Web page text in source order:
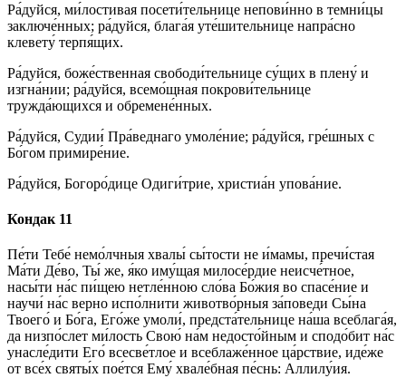
Ра́дуйся, ми́лостивая посети́тельнице непови́нно в темни́цы
заключе́нных; ра́дуйся, блага́я уте́шительнице напра́сно
клевету́ терпя́щих.
Ра́дуйся, боже́ственная свободи́тельнице су́щих в плену́ и
изгна́нии; ра́дуйся, всемо́щная покрови́тельнице
тружда́ющихся и обремене́нных.
Ра́дуйся, Судии́ Пра́веднаго умоле́ние; ра́дуйся, гре́шных с
Бо́гом примире́ние.
Ра́дуйся, Богоро́дице Одиги́трие, христиа́н упова́ние.
Кондак 11
Пе́ти Тебе́ немо́лчныя хвалы́ сы́тости не и́мамы, пречи́стая
Ма́ти Де́во, Ты́ же, я́ко иму́щая милосе́рдие неисче́тное,
насы́ти на́с пи́щею нетле́нною сло́ва Бо́жия во спасе́ние и
научи́ на́с верно испо́лнити животво́рныя за́поведи Сы́на
Твоего́ и Бо́га, Его́же умоли́, предста́тельнице на́ша всеблага́я,
да низпо́слет ми́лость Свою́ на́м недосто́йным и сподо́бит на́с
унасле́дити Его́ всесве́тлое и всеблаже́нное ца́рствие, иде́же
от все́х святы́х пое́тся Ему́ хвале́бная пе́снь: Аллилу́ия.